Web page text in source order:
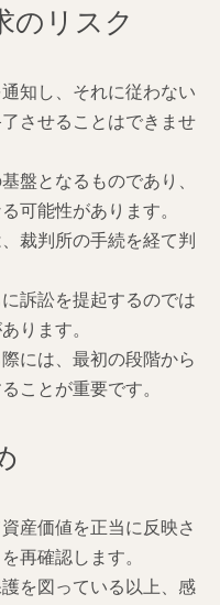
のリスク
知し、それに従わない
させることはできませ
盤となるものであり、
可能性があります。
裁判所の手続を経て判
訴訟を提起するのでは
ります。
には、最初の段階から
ことが重要です。
産価値を正当に反映さ
再確認します。
を図っている以上、感